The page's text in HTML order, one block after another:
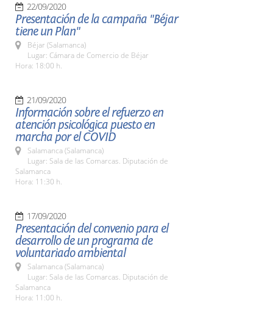
22/09/2020
Presentación de la campaña "Béjar
tiene un Plan"
Béjar (Salamanca)
Lugar: Cámara de Comercio de Béjar
Hora: 18:00 h.
21/09/2020
Información sobre el refuerzo en
atención psicológica puesto en
marcha por el COVID
Salamanca (Salamanca)
Lugar: Sala de las Comarcas. Diputación de
Salamanca
Hora: 11:30 h.
17/09/2020
Presentación del convenio para el
desarrollo de un programa de
voluntariado ambiental
Salamanca (Salamanca)
Lugar: Sala de las Comarcas. Diputación de
Salamanca
Hora: 11:00 h.